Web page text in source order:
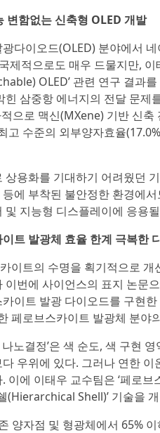
함없는 신축형 OLED 개발
다이오드(OLED) 분야에서
제적으로도 매우 드물지만,
OLED’ 관련 연구 결과
삼중항 에너지의 전달 문제
으로 맥신(MXene) 기반 신
고 수준의 외부양자효율
용화를 기대하기 어려웠던
에 부착된 불안정한 환경에
지능형 디스플레이에 응용
트 발광체 효율 한계 극복한
이트의 수명을 획기적으로
번에 사이언스의 표지 논문
이트 발광 다이오드를 구현
페로브스카이트 발광체 분야
노결정’은 색 순도, 색 구현
우위에 있다. 그러나 연한
이에 이태우 교수팀은 ‘페로
(Hierarchical Shell)’ 기술을
양자점 및 형광체에서 65%